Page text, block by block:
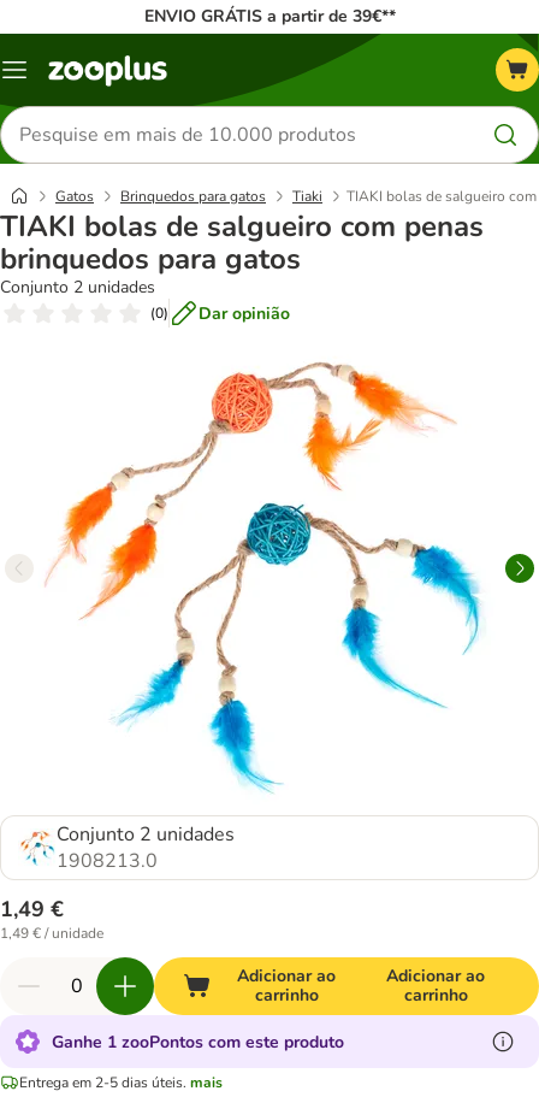
ENVIO GRÁTIS a partir de 39€**
Menu
Pesquisar
produtos
Gatos Brinquedos para gatos Tiaki TIAKI bolas de salgueiro
TIAKI bolas de salgueiro com penas
brinquedos para gatos
Conjunto 2 unidades
(0) Dar opinião
Conjunto 2 unidades
1908213.0
1,49 €
1,49 € / unidade
Adicionar ao
carrinho
Adicionar ao
carrinho
Ganhe 1 zooPontos com este produto
Entrega em 2-5 dias úteis. mais